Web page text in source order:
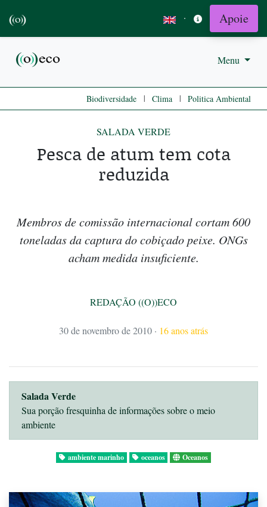
· Apoie
Menu
Biodiversidade | Clima | Politica Ambiental
SALADA VERDE
Pesca de atum tem cota
reduzida
Membros de comissão internacional cortam 600
toneladas da captura do cobiçado peixe. ONGs
acham medida insuficiente.
REDAÇÃO ((O))ECO
30 de novembro de 2010 · 16 anos atrás
Salada Verde
Sua porção fresquinha de informações sobre o meio
ambiente
ambiente marinho oceanos Oceanos